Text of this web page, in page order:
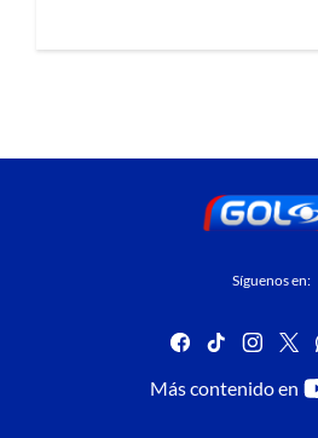
Síguenos en:
facebook
tiktok
Más contenido en